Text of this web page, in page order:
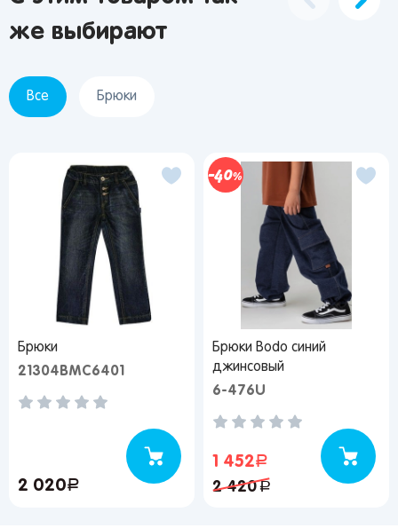
же выбирают
Все Брюки
Брюки
21304BMC6401
2 020руб.
40
Брюки Bodo синий
джинсовый
6-476U
1 452руб.
2 420руб.